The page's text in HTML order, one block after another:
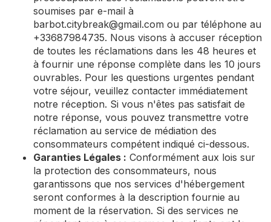
soumises par e-mail à
barbot.citybreak@gmail.com ou par téléphone au
+33687984735. Nous visons à accuser réception
de toutes les réclamations dans les 48 heures et
à fournir une réponse complète dans les 10 jours
ouvrables. Pour les questions urgentes pendant
votre séjour, veuillez contacter immédiatement
notre réception. Si vous n'êtes pas satisfait de
notre réponse, vous pouvez transmettre votre
réclamation au service de médiation des
consommateurs compétent indiqué ci-dessous.
Garanties Légales : Conformément aux lois sur
la protection des consommateurs, nous
garantissons que nos services d'hébergement
seront conformes à la description fournie au
moment de la réservation. Si des services ne